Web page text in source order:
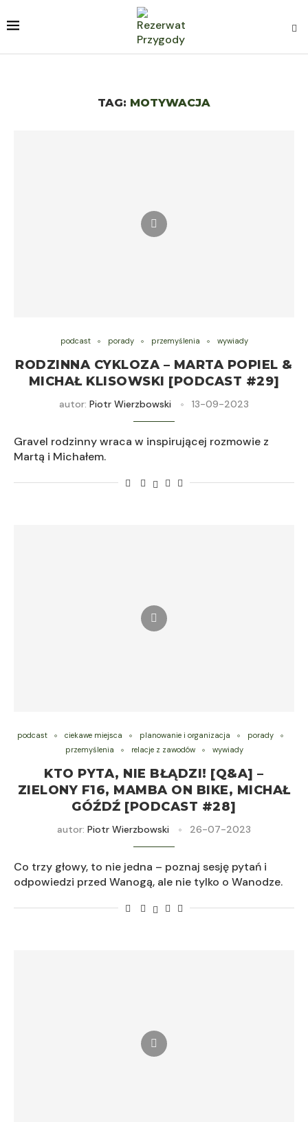
TAG: MOTYWACJA
podcast porady przemyślenia wywiady
RODZINNA CYKLOZA – MARTA POPIEL &
MICHAŁ KLISOWSKI [PODCAST #29]
autor: Piotr Wierzbowski 13-09-2023
Gravel rodzinny wraca w inspirującej rozmowie z
Martą i Michałem.
podcast ciekawe miejsca planowanie i organizacja
porady
przemyślenia
relacje z zawodów wywiady
KTO PYTA, NIE BŁĄDZI! [Q&A] –
ZIELONY F16, MAMBA ON BIKE, MICHAŁ
GÓŹDŹ [PODCAST #28]
autor: Piotr Wierzbowski 26-07-2023
Co trzy głowy, to nie jedna – poznaj sesję pytań i
odpowiedzi przed Wanogą, ale nie tylko o Wanodze.